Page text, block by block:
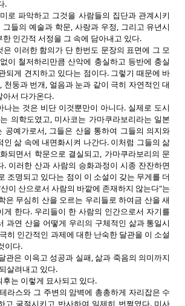
.
로 파악하고 그것을 사람들의 집단과 관계시키
들의 예술과 학문, 사랑과 우정, 그리고 유년시
인간적 서정을 그 속에 담아내고 있다.
은 이러한 함의가 단 한번도 문장의 표면에 그 모
이 철저하리만큼 산악에 충실하고 등반에 충실
되게 견지하고 있다는 점이다. 그렇기 때문에 바
천둥과 번개, 얼음과 눈과 같이 극히 자연적인 대
아서 다가온다.
나는 것은 비단 이것뿐만이 아니다. 실제로 도시
의학도였고, 미사코는 가마쿠라보리라는 일본
공예가로서, 그들은 산을 통하여 그들의 의지와
인 삶 속에 내면화시켜 나간다. 이처럼 그들의 삶
되면서 학문으로 결실되고, 가마쿠라보리의 문
. 이러한 산과 사람의 승화과정이 시종 잔잔하면
조명되고 있다는 점이 이 소설이 갖는 무게를 더
이 산으로서 사람의 바깥에 존재하지 않는다"는
은 무심히 산을 오르는 우리들로 하여금 산을 새
게 한다. 우리들이 한 사람의 인간으로서 자기를
과연 산을 어떻게 우리의 구체적인 삶과 통일시
히 인간적인 과제에 대한 난숙한 달관을 이 소설
이다.
관은 이윽고 성공과 실패, 삶과 죽음의 의미까지
살려내고 있다.
는 이렇게 묘사되고 있다.
라스와 그 주변의 암벽에 총총하게 자리잡은 수
고 굴절시키고 반사하여 일제히 번쩍였다. 미사